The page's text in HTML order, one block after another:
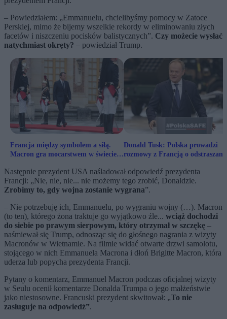
– Powiedziałem: „Emmanuelu, chcielibyśmy pomocy w Zatoce
Perskiej, mimo że bijemy wszelkie rekordy w eliminowaniu złych
facetów i niszczeniu pocisków balistycznych”. Czy możecie wysłać
natychmiast okręty? – powiedział Trump.
Francja między symbolem a siłą.
Macron gra mocarstwem w świecie,
Donald Tusk: Polska prowadzi
rozmowy z Francją o
Następnie prezydent USA naśladował odpowiedź prezydenta
Francji: „Nie, nie, nie... nie możemy tego zrobić, Donaldzie.
Zrobimy to, gdy wojna zostanie wygrana”.
– Nie potrzebuję ich, Emmanuelu, po wygraniu wojny (…). Macron
(to ten), którego żona traktuje go wyjątkowo źle... wciąż dochodzi
do siebie po prawym sierpowym, który otrzymał w szczękę –
naśmiewał się Trump, odnosząc się do głośnego nagrania z wizyty
Macronów w Wietnamie. Na filmie widać otwarte drzwi samolotu,
stojącego w nich Emmanuela Macrona i dłoń Brigitte Macron, która
uderza lub popycha prezydenta Francji.
Pytany o komentarz, Emmanuel Macron podczas oficjalnej wizyty
w Seulu ocenił komentarze Donalda Trumpa o jego małżeństwie
jako niestosowne. Francuski prezydent skwitował: „To nie
zasługuje na odpowiedź”.